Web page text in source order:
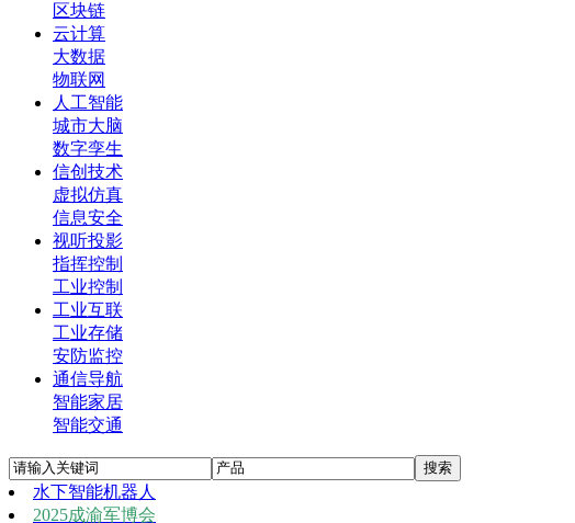
区块链
云计算
大数据
物联网
人工智能
城市大脑
数字孪生
信创技术
虚拟仿真
信息安全
视听投影
指挥控制
工业控制
工业互联
工业存储
安防监控
通信导航
智能家居
智能交通
水下智能机器人
2025成渝军博会